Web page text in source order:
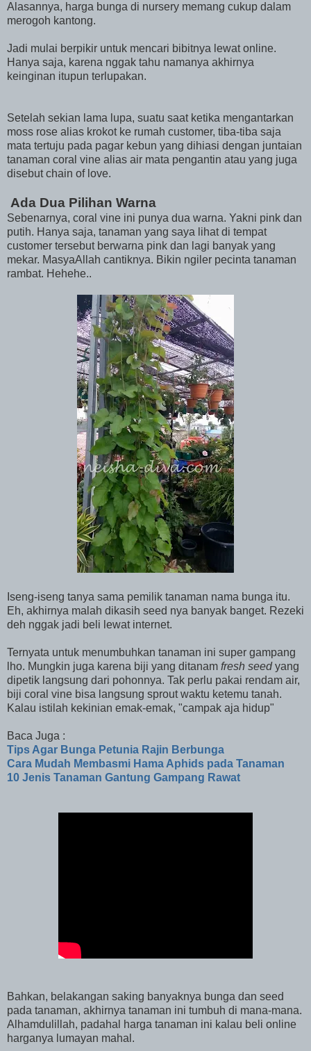
Alasannya, harga bunga di nursery memang cukup dalam
merogoh kantong.
Jadi mulai berpikir untuk mencari bibitnya lewat online.
Hanya saja, karena nggak tahu namanya akhirnya
keinginan itupun terlupakan.
Setelah sekian lama lupa, suatu saat ketika mengantarkan
moss rose alias krokot ke rumah customer, tiba-tiba saja
mata tertuju pada pagar kebun yang dihiasi dengan juntaian
tanaman coral vine alias air mata pengantin atau yang juga
disebut chain of love.
Ada Dua Pilihan Warna
Sebenarnya, coral vine ini punya dua warna. Yakni pink dan
putih. Hanya saja, tanaman yang saya lihat di tempat
customer tersebut berwarna pink dan lagi banyak yang
mekar. MasyaAllah cantiknya. Bikin ngiler pecinta tanaman
rambat. Hehehe..
Iseng-iseng tanya sama pemilik tanaman nama bunga itu.
Eh, akhirnya malah dikasih seed nya banyak banget. Rezeki
deh nggak jadi beli lewat internet.
Ternyata untuk menumbuhkan tanaman ini super gampang
lho. Mungkin juga karena biji yang ditanam fresh seedyang
dipetik langsung dari pohonnya. Tak perlu pakai rendam air,
biji coral vine bisa langsung sprout waktu ketemu tanah.
Kalau istilah kekinian emak-emak, "campak aja hidup"
Baca Juga :
Tips Agar Bunga Petunia Rajin Berbunga
Cara Mudah Membasmi Hama Aphids pada Tanaman
10 Jenis Tanaman Gantung Gampang Rawat
Bahkan, belakangan saking banyaknya bunga dan seed
pada tanaman, akhirnya tanaman ini tumbuh di mana-mana.
Alhamdulillah, padahal harga tanaman ini kalau beli online
harganya lumayan mahal.